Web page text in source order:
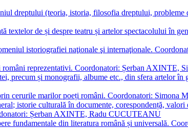
dreptului (teoria, istoria, filosofia dreptului,
textelor de și despre teatru și artelor spectacolului în
istoriografiei naţionale şi internaţionale.
reprezentativi. Coordonatori: Șerban AXINTE,
precum și monografii, albume etc., din sfera artelor
cerurile marilor poeți români. Coordonatori: Simona
istorie culturală în documente, corespondență,
Șerban AXINTE, Radu CUCUTEANU
fundamentale din literatura română și universală.